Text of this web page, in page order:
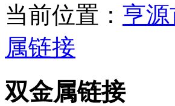
当前位置： 亨
属链接
双金属链接